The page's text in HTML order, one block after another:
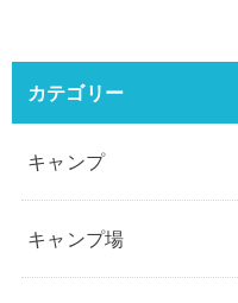
カテゴリー
キャンプ
キャンプ場